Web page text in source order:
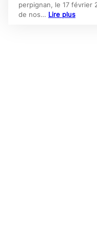
perpignan, le 17 février
de nos… Lire plus